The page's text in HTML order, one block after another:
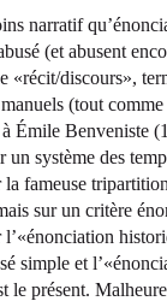
narratif
(et abusent
«récit/discours»,
(tout
Émile Benveniste
un système des
fameuse
sur un critère
simple et
le présent.